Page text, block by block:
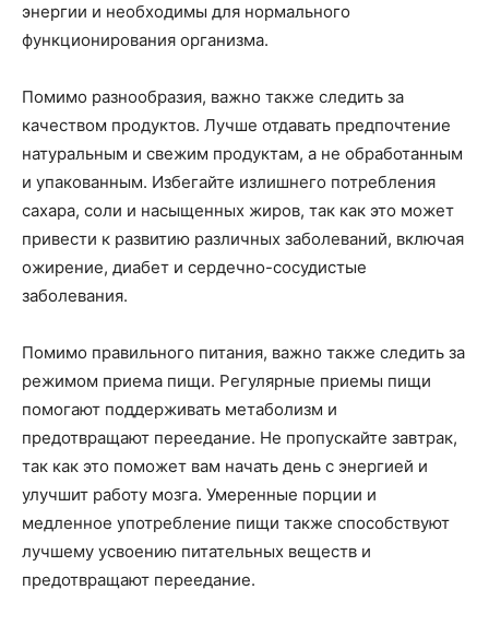
энергии и необходимы для нормального
функционирования организма.
Помимо разнообразия, важно также следить за
качеством продуктов. Лучше отдавать предпочтение
натуральным и свежим продуктам, а не обработанным
и упакованным. Избегайте излишнего потребления
сахара, соли и насыщенных жиров, так как это может
привести к развитию различных заболеваний, включая
ожирение, диабет и сердечно-сосудистые
заболевания.
Помимо правильного питания, важно также следить за
режимом приема пищи. Регулярные приемы пищи
помогают поддерживать метаболизм и
предотвращают переедание. Не пропускайте завтрак,
так как это поможет вам начать день с энергией и
улучшит работу мозга. Умеренные порции и
медленное употребление пищи также способствуют
лучшему усвоению питательных веществ и
предотвращают переедание.